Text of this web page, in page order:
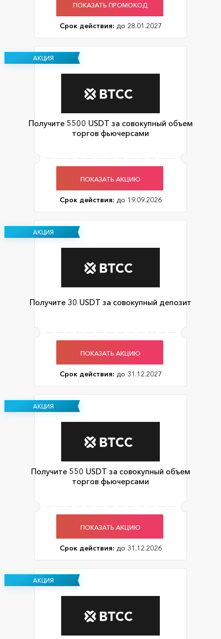
ПОКАЗАТЬ ПРОМОКОД
Срок действия: до 28.01.2027
АКЦИЯ
Получите 5500 USDT за совокупный объем
торгов фьючерсами
ПОКАЗАТЬ АКЦИЮ
Срок действия: до 19.09.2026
АКЦИЯ
Получите 30 USDT за совокупный депозит
ПОКАЗАТЬ АКЦИЮ
Срок действия: до 31.12.2027
АКЦИЯ
Получите 550 USDT за совокупный объем
торгов фьючерсами
ПОКАЗАТЬ АКЦИЮ
Срок действия: до 31.12.2026
АКЦИЯ